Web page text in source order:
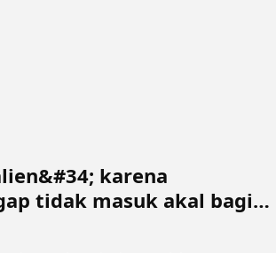
karena
tidak masuk akal bagi